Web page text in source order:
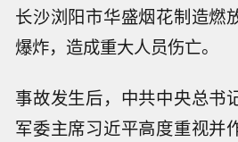
长沙浏阳市华盛烟花制造燃
爆炸，造成重大人员伤亡。
事故发生后，中共中央总书
军委主席习近平高度重视并